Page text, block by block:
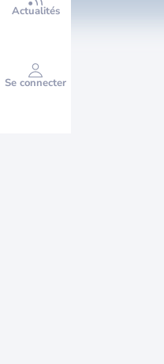
Actualités
Se connecter